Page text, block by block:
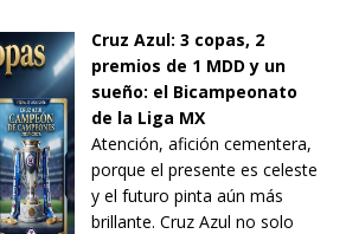
Cruz Azul: 3 copas, 2
premios de 1 MDD y un
sueño: el Bicampeonato
de la Liga MX
Atención, afición cementera,
porque el presente es celeste
y el futuro pinta aún más
brillante. Cruz Azul no solo